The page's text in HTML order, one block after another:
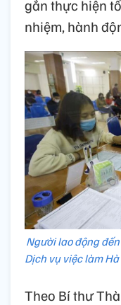
gắn thực hiện
nhiệm, hành
Người lao động
Dịch vụ việc làm
Theo Bí thư